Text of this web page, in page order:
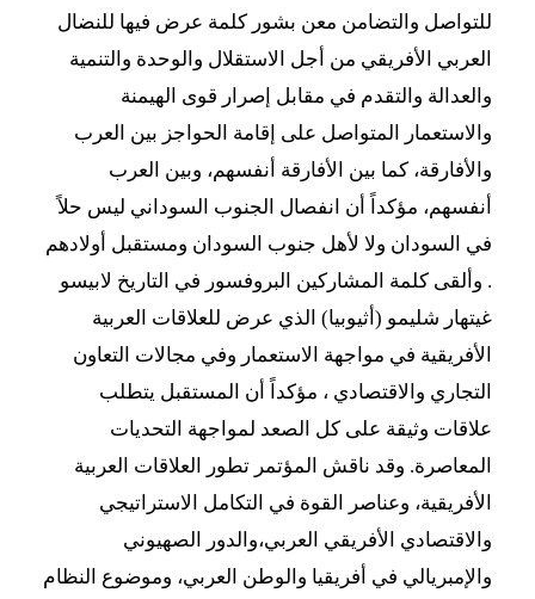
للتواصل والتضامن معن بشور كلمة عرض فيها للنضال
العربي الأفريقي من أجل الاستقلال والوحدة والتنمية
والعدالة والتقدم في مقابل إصرار قوى الهيمنة
والاستعمار المتواصل على إقامة الحواجز بين العرب
والأفارقة، كما بين الأفارقة أنفسهم، وبين العرب
أنفسهم، مؤكداً أن انفصال الجنوب السوداني ليس حلاً
في السودان ولا لأهل جنوب السودان ومستقبل أولادهم
. وألقى كلمة المشاركين البروفسور في التاريخ لابيسو
غيتهار شليمو (أثيوبيا) الذي عرض للعلاقات العربية
الأفريقية في مواجهة الاستعمار وفي مجالات التعاون
التجاري والاقتصادي ، مؤكداً أن المستقبل يتطلب
علاقات وثيقة على كل الصعد لمواجهة التحديات
المعاصرة. وقد ناقش المؤتمر تطور العلاقات العربية
الأفريقية، وعناصر القوة في التكامل الاستراتيجي
والاقتصادي الأفريقي العربي،والدور الصهيوني
والإمبريالي في أفريقيا والوطن العربي، وموضوع النظام